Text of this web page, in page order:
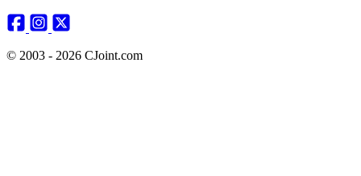
© 2003 - 2026 CJoint.com